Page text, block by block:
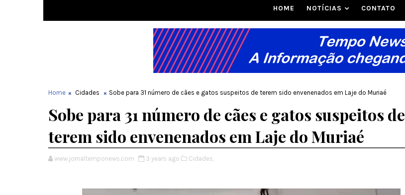
HOME NOTÍCIAS CONTATO
Home Cidades Sobe para 31 número de cães e gatos suspeitos de terem sido envenenados em Laje do Muriaé
Sobe para 31 número de cães e gatos suspeitos de
terem sido envenenados em Laje do Muriaé
www.jornaltemponews.com 3 years ago Cidades,